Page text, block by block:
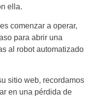
ella.
comenzar a operar,
para abrir una
al robot automatizado
sitio web, recordamos
en una pérdida de